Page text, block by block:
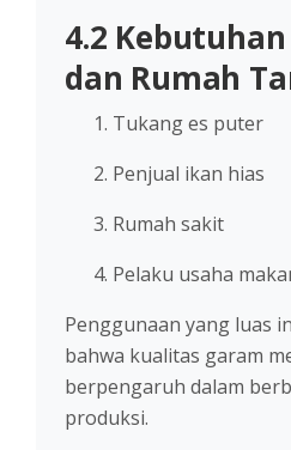
4.2
dan Rumah
Tukang es puter
Penjual ikan hias
Rumah sakit
Pelaku usaha
Penggunaan yang luas
bahwa kualitas garam
berpengaruh dalam
produksi.